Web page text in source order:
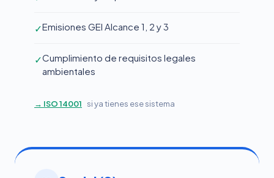
✓Emisiones GEI Alcance 1, 2 y 3
✓Cumplimiento de requisitos legales
ambientales
→ ISO 14001 si ya tienes ese sistema